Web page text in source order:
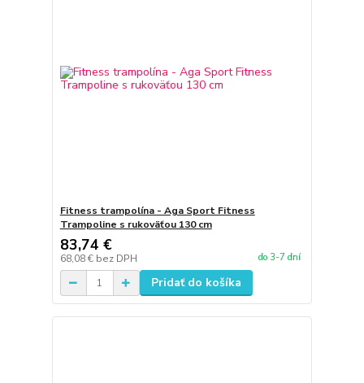
Fitness trampolína - Aga Sport Fitness
Trampoline s rukoväťou 130 cm
83,74 €
68,08 € bez DPH do 3-7 dní
Pridať do košíka